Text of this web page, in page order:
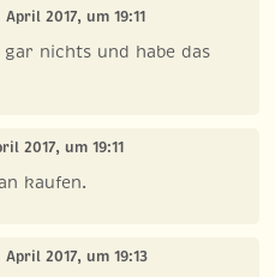
April 2017, um 19:11
nichts und habe das
2017, um 19:11
kaufen.
April 2017, um 19:13